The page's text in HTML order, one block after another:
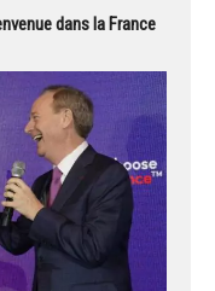
dans la France